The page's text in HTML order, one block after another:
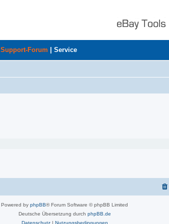
Support-Forum Service
Powered by phpBB® Forum Software © phpBB Limited
Deutsche Übersetzung durch phpBB.de
Datenschutz| Nutzungsbedingungen